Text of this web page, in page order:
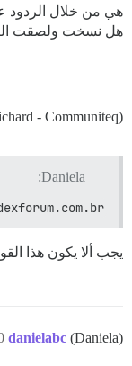
هي من خلال الردود
هل نسخت ولصقت
- Communiteq)
Daniela:
يجب ألا يكون هذا
danielabc (Daniela)